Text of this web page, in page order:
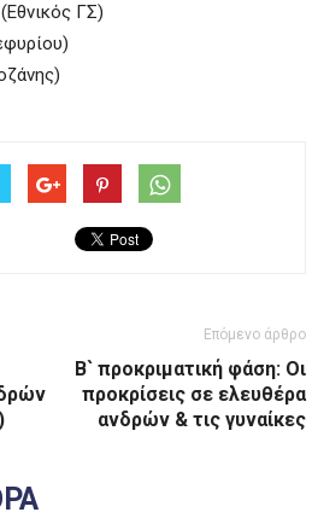
ΓΣ)
Επόμενο άρθρο
Β` προκριματική φάση: Οι
προκρίσεις σε ελευθέρα
ανδρών & τις γυναίκες